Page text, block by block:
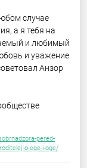
случае
а я тебя на
и любимый
и уважение
Анзор
pered-
o-ege-i-oge/